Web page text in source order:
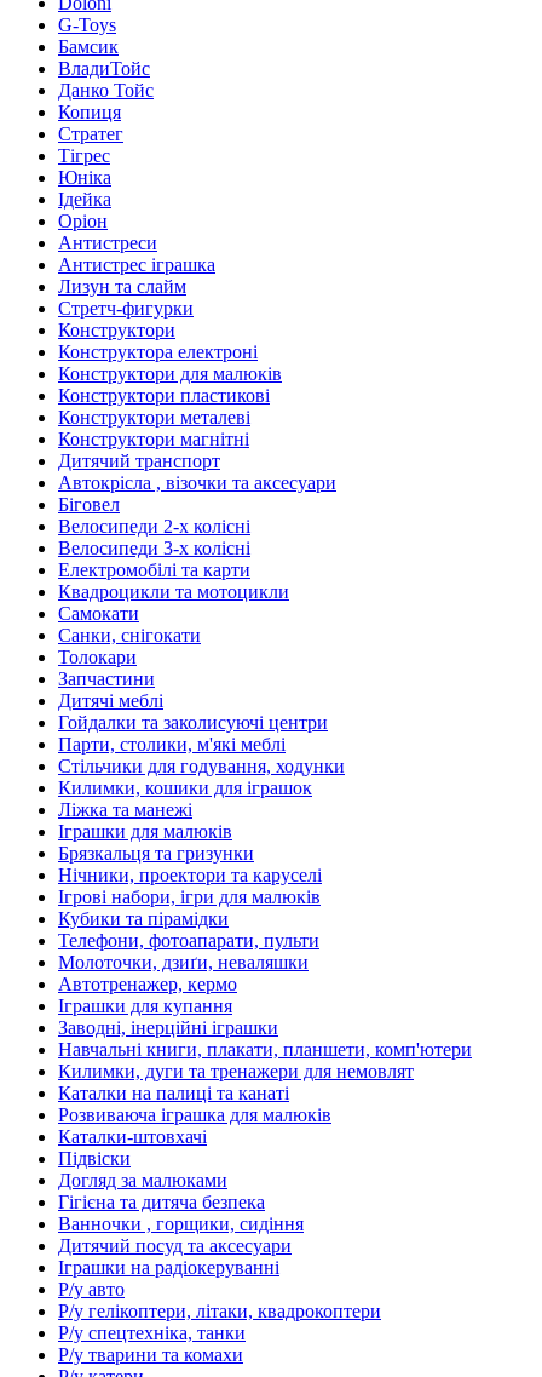
G-Toys
Бамсик
ВладиТойс
Данко Тойс
Копиця
Стратег
Тігрес
Юніка
Ідейка
Оріон
Антистреси
Антистрес іграшка
Лизун та слайм
Стретч-фигурки
Конструктори
Конструктора електроні
Конструктори для малюків
Конструктори пластикові
Конструктори металеві
Конструктори магнітні
Дитячий транспорт
Автокрісла , візочки та аксесуари
Біговел
Велосипеди 2-х колісні
Велосипеди 3-х колісні
Електромобілі та карти
Квадроцикли та мотоцикли
Самокати
Санки, снігокати
Толокари
Запчастини
Дитячі меблі
Гойдалки та заколисуючі центри
Парти, столики, м'які меблі
Стільчики для годування, ходунки
Килимки, кошики для іграшок
Ліжка та манежі
Іграшки для малюків
Брязкальця та гризунки
Нічники, проектори та каруселі
Ігрові набори, ігри для малюків
Кубики та пірамідки
Телефони, фотоапарати, пульти
Молоточки, дзиґи, неваляшки
Автотренажер, кермо
Іграшки для купання
Заводні, інерційні іграшки
Навчальні книги, плакати, планшети, комп'ютери
Килимки, дуги та тренажери для немовлят
Каталки на палиці та канаті
Розвиваюча іграшка для малюків
Каталки-штовхачі
Підвіски
Догляд за малюками
Гігієна та дитяча безпека
Ванночки , горщики, сидіння
Дитячий посуд та аксесуари
Іграшки на радіокеруванні
Р/у авто
Р/у гелікоптери, літаки, квадрокоптери
Р/у спецтехніка, танки
Р/у тварини та комахи